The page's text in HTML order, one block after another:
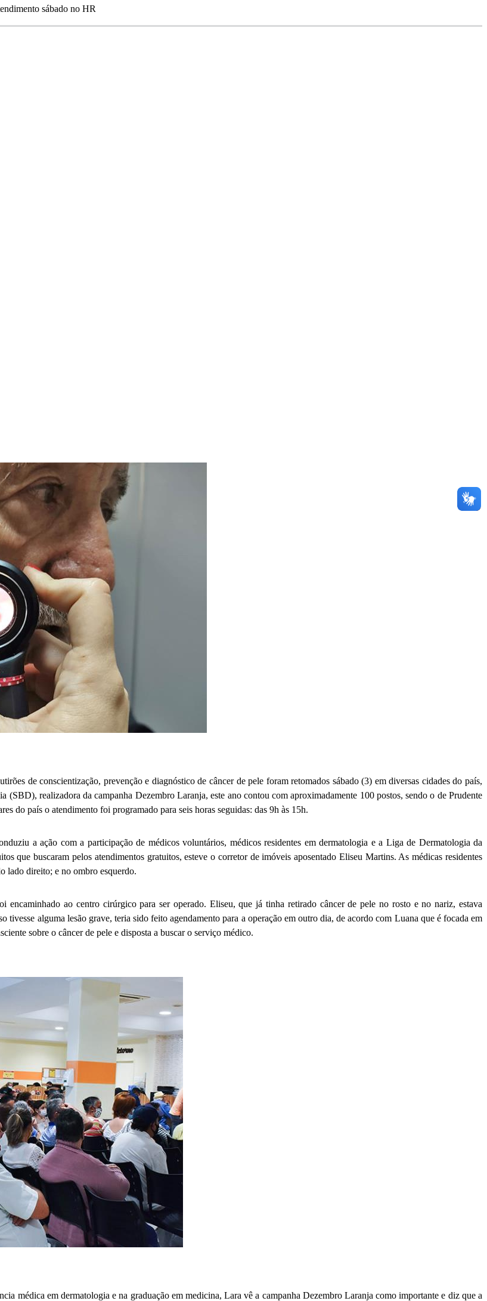
sábado no HR
de conscientização, prevenção e diagnóstico de câncer de pele foram retomados sábado (3) em diversas cidades do país,
realizadora da campanha Dezembro Laranja, este ano contou com aproximadamente 100 postos, sendo o de Prudente
do país o atendimento foi programado para seis horas seguidas: das 9h às 15h.
a ação com a participação de médicos voluntários, médicos residentes em dermatologia e a Liga de Dermatologia da
que buscaram pelos atendimentos gratuitos, esteve o corretor de imóveis aposentado Eliseu Martins. As médicas residentes
lado direito; e no ombro esquerdo.
ao centro cirúrgico para ser operado. Eliseu, que já tinha retirado câncer de pele no rosto e no nariz, estava
alguma lesão grave, teria sido feito agendamento para a operação em outro dia, de acordo com Luana que é focada em
sobre o câncer de pele e disposta a buscar o serviço médico.
médica em dermatologia e na graduação em medicina, Lara vê a campanha Dezembro Laranja como importante e diz que a